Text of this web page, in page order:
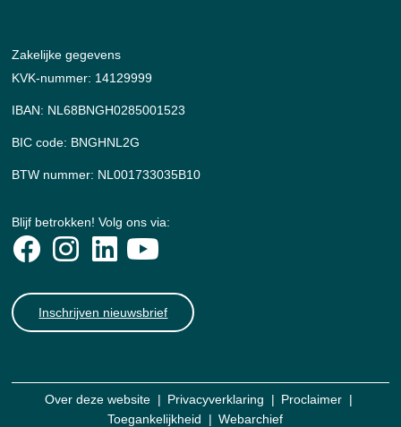
Zakelijke gegevens
KVK-nummer: 14129999
IBAN: NL68BNGH0285001523
BIC code: BNGHNL2G
BTW nummer: NL001733035B10
Blijf betrokken! Volg ons via:
Inschrijven nieuwsbrief
Over deze website Privacyverklaring
Proclaimer
Toegankelijkheid
Webarchief